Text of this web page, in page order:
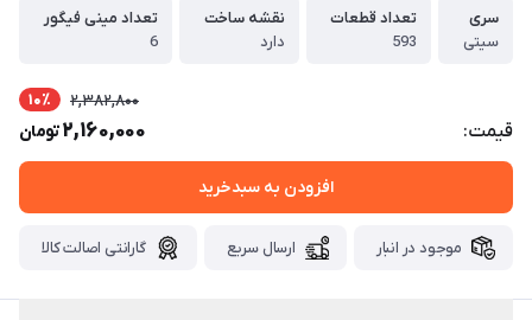
سری
سیتی
تعداد قطعات
593
نقشه ساخت
دارد
تعداد مینی فیگور
6
قیمت:
2,382,800 10٪
2,160,000تومان
افزودن به سبدخرید
موجود در انبار ارسال سریع گارانتی اصالت کالا